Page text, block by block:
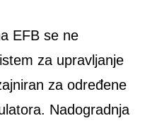
EFB se ne
za upravljanje
za određene
Nadogradnja